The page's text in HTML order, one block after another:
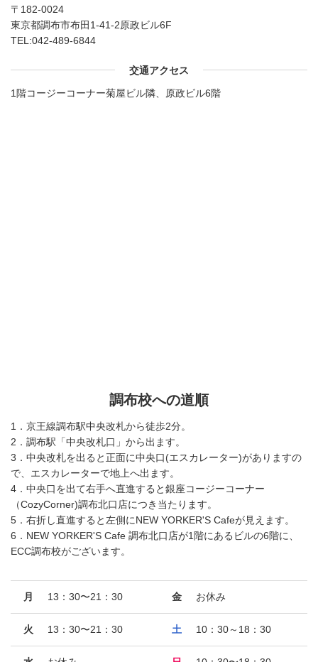
〒182-0024
東京都調布市布田1-41-2原政ビル6F
TEL:042-489-6844
交通アクセス
1階コージーコーナー菊屋ビル隣、原政ビル6階
調布校への道順
1．京王線調布駅中央改札から徒歩2分。
2．調布駅「中央改札口」から出ます。
3．中央改札を出ると正面に中央口(エスカレーター)がありますの
で、エスカレーターで地上へ出ます。
4．中央口を出て右手へ直進すると銀座コージーコーナー
（CozyCorner)調布北口店につき当たります。
5．右折し直進すると左側にNEW YORKER'S Cafeが見えます。
6．NEW YORKER'S Cafe 調布北口店が1階にあるビルの6階に、
ECC調布校がございます。
月 13：30〜21：30
火 13：30〜21：30
金 お休み
土 10：30～18：30